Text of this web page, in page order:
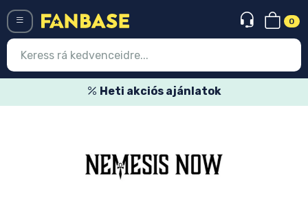
0
Heti akciós ajánlatok
Legújabb cuccok